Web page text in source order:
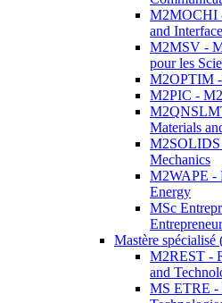
M2MOCHI
and
M2MSV -
pour les
M2OPTIM
M2PIC -
Materials
M2SOLIDS
Mechanics
M2WAPE -
Energy
MSc
Mastère spécialisé
M2REST -
and
MS ETRE -